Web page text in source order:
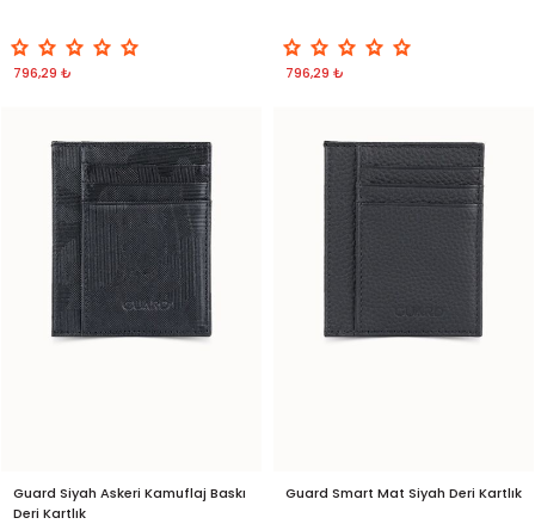
796,29 ₺ 796,29 ₺
Guard Siyah Askeri Kamuflaj Baskı
Deri Kartlık
Guard Smart Mat Siyah Deri Kartlık